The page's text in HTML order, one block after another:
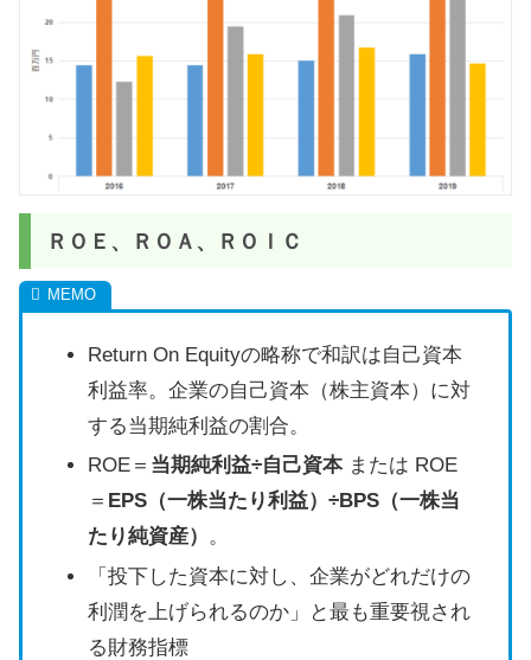
ＲＯＥ、ＲＯＡ、ＲＯＩＣ
Return On Equityの略称で和訳は自己資本
利益率。企業の自己資本（株主資本）に対
する当期純利益の割合。
ROE＝ 当期純利益÷自己資本または ROE
＝ EPS（一株当たり利益）÷BPS（一株当
たり純資産） 。
「投下した資本に対し、企業がどれだけの
利潤を上げられるのか」と最も重要視され
る財務指標